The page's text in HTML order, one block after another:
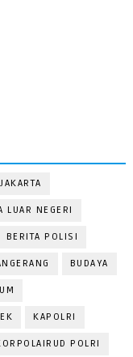
LUAR NEGERI
BERITA POLISI
BUDAYA
KAPOLRI
POLRI